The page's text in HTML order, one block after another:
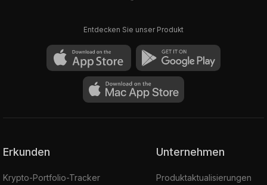
Entdecken Sie unser Produkt
Erkunden
Krypto-Portfolio-Tracker
Unternehmen
Produktaktualisierungen